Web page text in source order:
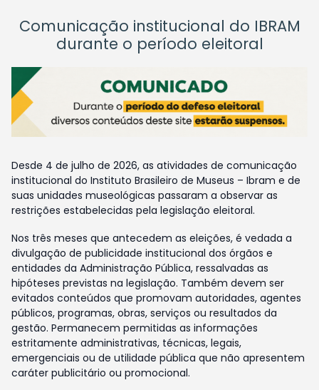
Comunicação institucional do IBRAM
durante o período eleitoral
Desde 4 de julho de 2026, as atividades de comunicação
institucional do Instituto Brasileiro de Museus – Ibram e de
suas unidades museológicas passaram a observar as
restrições estabelecidas pela legislação eleitoral.
Nos três meses que antecedem as eleições, é vedada a
divulgação de publicidade institucional dos órgãos e
entidades da Administração Pública, ressalvadas as
hipóteses previstas na legislação. Também devem ser
evitados conteúdos que promovam autoridades, agentes
públicos, programas, obras, serviços ou resultados da
gestão. Permanecem permitidas as informações
estritamente administrativas, técnicas, legais,
emergenciais ou de utilidade pública que não apresentem
caráter publicitário ou promocional.